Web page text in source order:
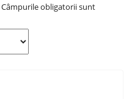
Câmpurile obligatorii sunt